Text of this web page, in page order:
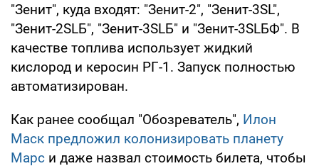
"Зенит", куда входят: "Зенит-2", "Зенит-3SL",
"Зенит-2SLБ", "Зенит-3SLБ" и "Зенит-3SLБФ". В
качестве топлива использует жидкий
кислород и керосин РГ-1. Запуск полностью
автоматизирован.
Как ранее сообщал "Обозреватель", Илон
Маск предложил колонизировать планету
Марс и даже назвал стоимость билета, чтобы